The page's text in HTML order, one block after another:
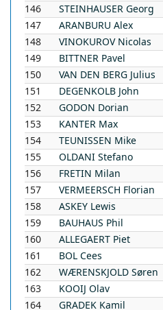
146
STEINHAUSER Georg
147
ARANBURU Alex
148
VINOKUROVNicolas
149
BITTNER Pavel
150
VAN DEN BERG Julius
151
DEGENKOLB John
152
GODON Dorian
153
KANTER Max
154
TEUNISSEN Mike
155
OLDANI Stefano
156
FRETIN Milan
157
VERMEERSCH Florian
158
ASKEY Lewis
159
BAUHAUS Phil
160
ALLEGAERT Piet
161
BOL Cees
162
WÆRENSKJOLD Søren
163
KOOIJ Olav
164
GRADEK Kamil